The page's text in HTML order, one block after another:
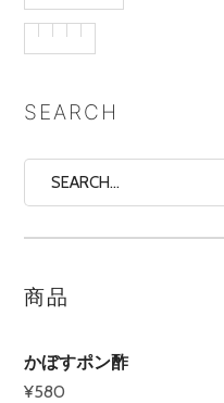
SEARCH
商品
かぼすポン酢
¥580